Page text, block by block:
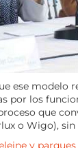
ese
por los
que
o Wigo),
y parques